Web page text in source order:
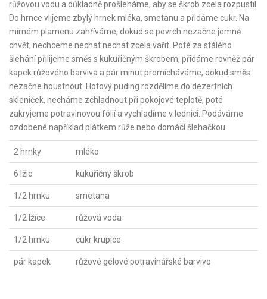
růžovou vodu a důkladně prošleháme, aby se škrob zcela rozpustil.
Do hrnce vlijeme zbylý hrnek mléka, smetanu a přidáme cukr. Na
mírném plamenu zahříváme, dokud se povrch nezačne jemně
chvět, nechceme nechat nechat zcela vařit. Poté za stálého
šlehání přilijeme směs s kukuřičným škrobem, přidáme rovněž pár
kapek růžového barviva a pár minut promícháváme, dokud směs
nezačne houstnout. Hotový puding rozdělíme do dezertních
skleniček, necháme zchladnout při pokojové teplotě, poté
zakryjeme potravinovou fólií a vychladíme v lednici. Podáváme
ozdobené například plátkem růže nebo domácí šlehačkou.
2 hrnky mléko
6 lžic kukuřičný škrob
1/2 hrnku smetana
1/2 lžíce růžová voda
1/2 hrnku cukr krupice
pár kapek růžové gelové potravinářské barvivo